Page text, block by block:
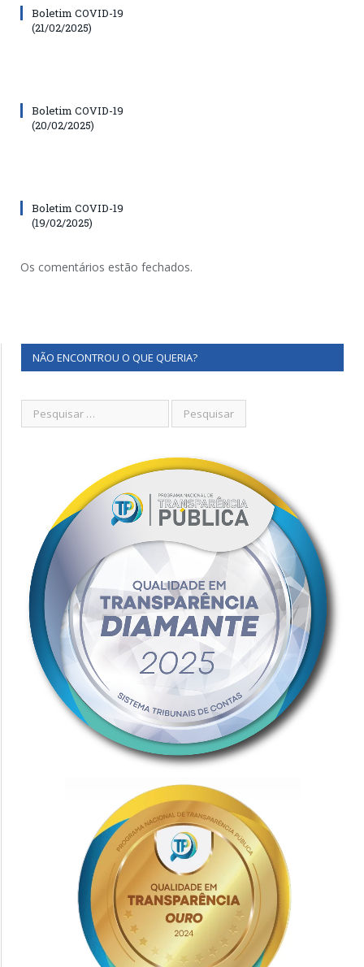
Boletim COVID-19
(21/02/2025)
Boletim COVID-19
(20/02/2025)
Boletim COVID-19
(19/02/2025)
Os comentários estão fechados.
NÃO ENCONTROU O QUE QUERIA?